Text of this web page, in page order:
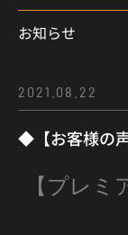
お知らせ
2021.08.22
◆【お客様の
【プレ